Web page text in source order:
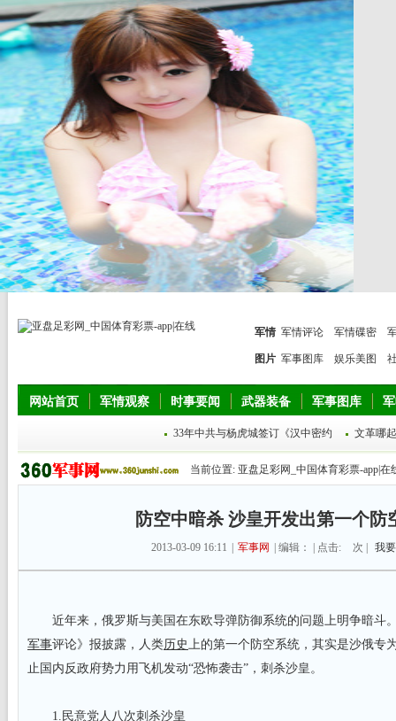
军情 军情评论 军情碟密
图片 军事图库 娱乐美图
网站首页 军情观察 时事要闻 武器装备 军事图库
33年中共与杨虎城签订《汉中密约 文革哪
当前位置: 亚盘足彩网_中国体育彩票-app|在
防空中暗杀 沙皇开发出第一个防
2013-03-09 16:11 军事网 | 编辑： | 点击: 次 | 我
近年来，俄罗斯与美国在东欧导弹防御系统的问题上明争暗斗
军事评论》报披露，人类历史上的第一个防空系统，其实是沙俄专
止国内反政府势力用飞机发动“恐怖袭击”，刺杀沙皇。
1.民意党人八次刺杀沙皇